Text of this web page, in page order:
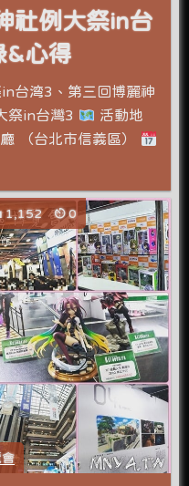
社例大祭in台
&心得
台湾3、第三回博麗神
祭in台灣3
活動地
（台北市信義區）
1,152 0
會